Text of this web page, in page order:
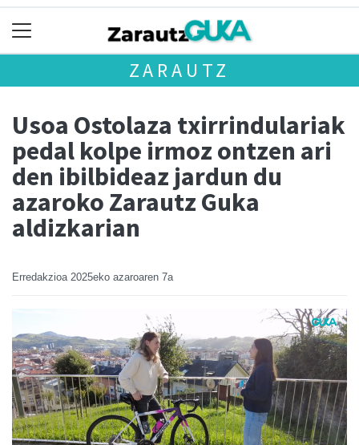
ZARAUTZ
Usoa Ostolaza txirrindulariak
pedal kolpe irmoz ontzen ari
den ibilbideaz jardun du
azaroko Zarautz Guka
aldizkarian
Erredakzioa 2025eko azaroaren 7a